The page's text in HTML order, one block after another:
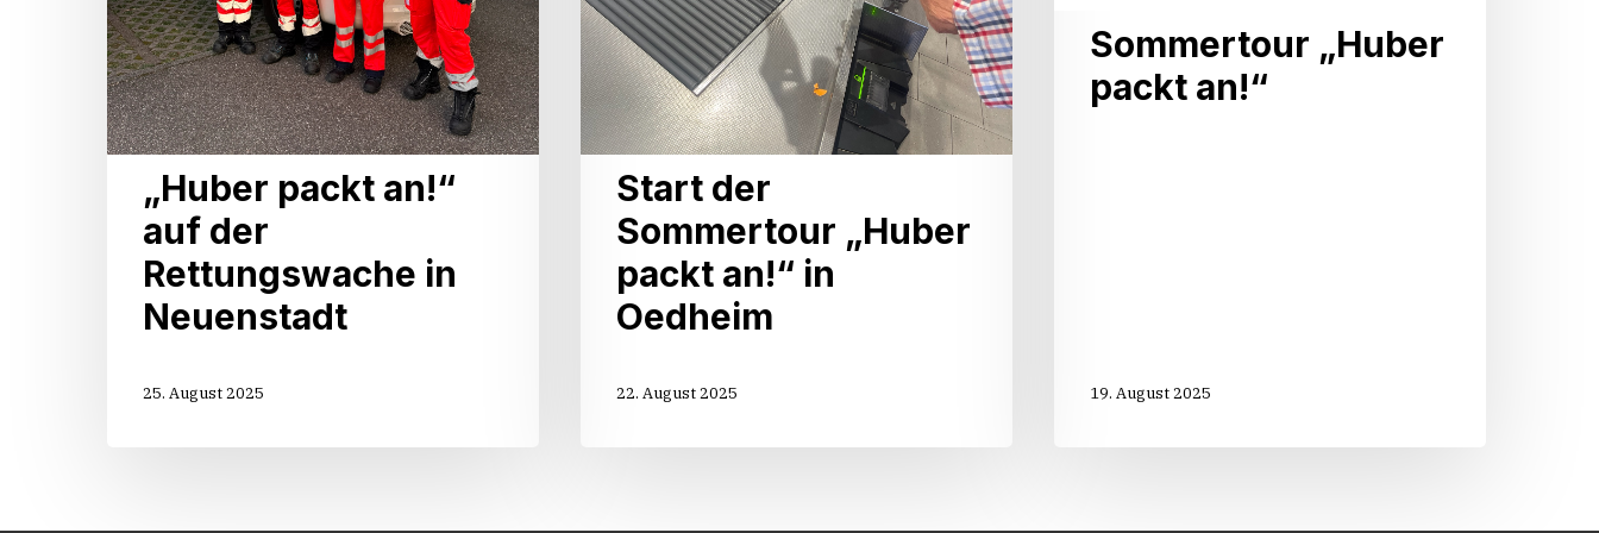
„Huber packt an!“
auf der
Rettungswache in
Neuenstadt
25. August 2025
Start der
Sommertour „Huber
packt an!“ in
Oedheim
22. August 2025
Sommertour „Huber
packt an!“
19. August 2025